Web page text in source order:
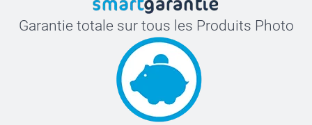
Garantie totale sur tous les Produits Photo